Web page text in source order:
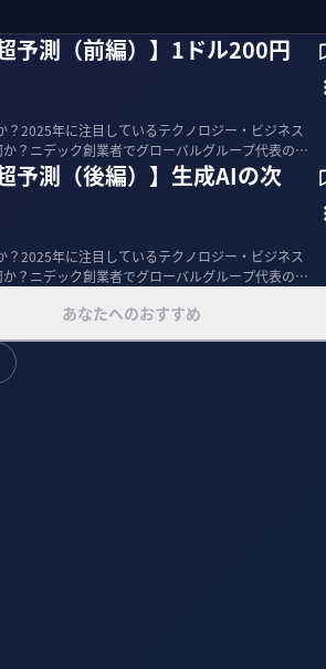
予測（前編）】1ドル200円
2025年に注目しているテクノロジー・ビジネス
？ニデック創業者でグローバルグループ代表の永
予測（後編）】生成AIの次
2025年に注目しているテクノロジー・ビジネス
？ニデック創業者でグローバルグループ代表の永
あなたへのおすすめ